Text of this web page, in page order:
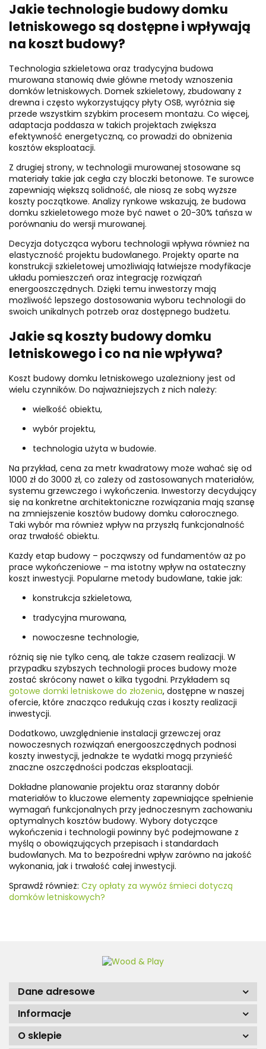
Jakie technologie budowy domku
letniskowego są dostępne i wpływają
na koszt budowy?
Technologia szkieletowa oraz tradycyjna budowa
murowana stanowią dwie główne metody wznoszenia
domków letniskowych. Domek szkieletowy, zbudowany z
drewna i często wykorzystujący płyty OSB, wyróżnia się
przede wszystkim szybkim procesem montażu. Co więcej,
adaptacja poddasza w takich projektach zwiększa
efektywność energetyczną, co prowadzi do obniżenia
kosztów eksploatacji.
Z drugiej strony, w technologii murowanej stosowane są
materiały takie jak cegła czy bloczki betonowe. Te surowce
zapewniają większą solidność, ale niosą ze sobą wyższe
koszty początkowe. Analizy rynkowe wskazują, że budowa
domku szkieletowego może być nawet o 20-30% tańsza w
porównaniu do wersji murowanej.
Decyzja dotycząca wyboru technologii wpływa również na
elastyczność projektu budowlanego. Projekty oparte na
konstrukcji szkieletowej umożliwiają łatwiejsze modyfikacje
układu pomieszczeń oraz integrację rozwiązań
energooszczędnych. Dzięki temu inwestorzy mają
możliwość lepszego dostosowania wyboru technologii do
swoich unikalnych potrzeb oraz dostępnego budżetu.
Jakie są koszty budowy domku
letniskowego i co na nie wpływa?
Koszt budowy domku letniskowego uzależniony jest od
wielu czynników. Do najważniejszych z nich należy:
wielkość obiektu,
wybór projektu,
technologia użyta w budowie.
Na przykład, cena za metr kwadratowy może wahać się od
1000 zł do 3000 zł, co zależy od zastosowanych materiałów,
systemu grzewczego i wykończenia. Inwestorzy decydujący
się na konkretne architektoniczne rozwiązania mają szansę
na zmniejszenie kosztów budowy domku całorocznego.
Taki wybór ma również wpływ na przyszłą funkcjonalność
oraz trwałość obiektu.
Każdy etap budowy – począwszy od fundamentów aż po
prace wykończeniowe – ma istotny wpływ na ostateczny
koszt inwestycji. Popularne metody budowlane, takie jak:
konstrukcja szkieletowa,
tradycyjna murowana,
nowoczesne technologie,
różnią się nie tylko ceną, ale także czasem realizacji. W
przypadku szybszych technologii proces budowy może
zostać skrócony nawet o kilka tygodni. Przykładem są
gotowe domki letniskowe do złożenia, dostępne w naszej
ofercie, które znacząco redukują czas i koszty realizacji
inwestycji.
Dodatkowo, uwzględnienie instalacji grzewczej oraz
nowoczesnych rozwiązań energooszczędnych podnosi
koszty inwestycji, jednakże te wydatki mogą przynieść
znaczne oszczędności podczas eksploatacji.
Dokładne planowanie projektu oraz staranny dobór
materiałów to kluczowe elementy zapewniające spełnienie
wymagań funkcjonalnych przy jednoczesnym zachowaniu
optymalnych kosztów budowy. Wybory dotyczące
wykończenia i technologii powinny być podejmowane z
myślą o obowiązujących przepisach i standardach
budowlanych. Ma to bezpośredni wpływ zarówno na jakość
wykonania, jak i trwałość całej inwestycji.
Sprawdź również: Czy opłaty za wywóz śmieci dotyczą
domków letniskowych?
Dane adresowe
Informacje
O sklepie